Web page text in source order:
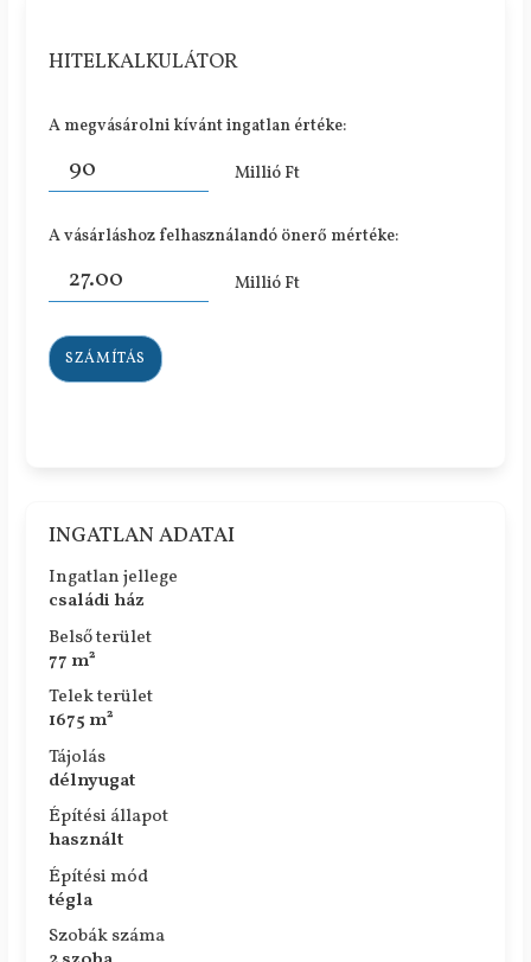
HITELKALKULÁTOR
A megvásárolni kívánt ingatlan értéke:
Millió Ft
A vásárláshoz felhasználandó önerő mértéke:
Millió Ft
SZÁMÍTÁS
INGATLAN ADATAI
Ingatlan jellege
családi ház
Belső terület
77 m²
Telek terület
1675 m²
Tájolás
délnyugat
Építési állapot
használt
Építési mód
tégla
Szobák száma